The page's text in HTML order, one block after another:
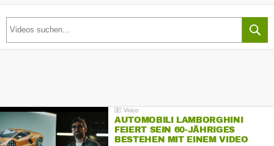
AUTOMOBILI LAMBORGHINI
FEIERT SEIN 60-JÄHRIGES
BESTEHEN MIT EINEM VIDEO